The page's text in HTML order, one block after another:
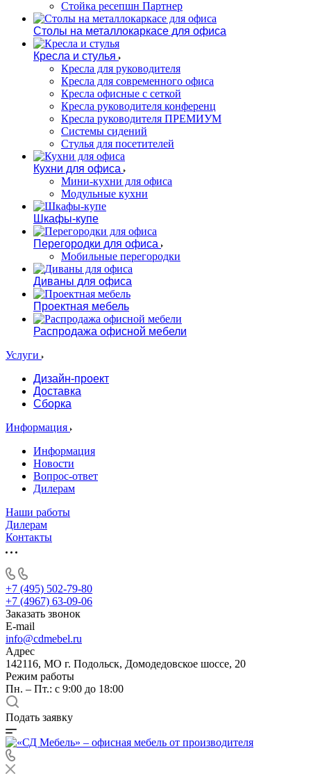
Стойка ресепшн Партнер
Столы на металлокаркасе для офиса
Кресла и стулья
Кресла для руководителя
Кресла для современного офиса
Кресла офисные с сеткой
Кресла руководителя конференц
Кресла руководителя ПРЕМИУМ
Системы сидений
Стулья для посетителей
Кухни для офиса
Мини-кухни для офиса
Модульные кухни
Шкафы-купе
Перегородки для офиса
Мобильные перегородки
Диваны для офиса
Проектная мебель
Распродажа офисной мебели
Услуги
Дизайн-проект
Доставка
Сборка
Информация
Информация
Новости
Вопрос-ответ
Дилерам
Наши работы
Дилерам
Контакты
+7 (495) 502-79-80
+7 (4967) 63-09-06
Заказать звонок
E-mail
info@cdmebel.ru
Адрес
142116, МО г. Подольск, Домодедовское шоссе, 20
Режим работы
Пн. – Пт.: с 9:00 до 18:00
Подать заявку